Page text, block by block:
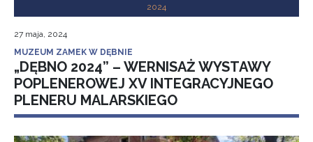
2024
27 maja, 2024
MUZEUM ZAMEK W DĘBNIE
„DĘBNO 2024” – WERNISAŻ WYSTAWY
POPLENEROWEJ XV INTEGRACYJNEGO
PLENERU MALARSKIEGO